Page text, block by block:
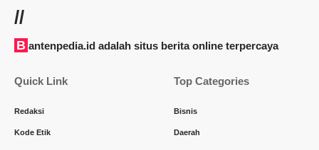
//
Bantenpedia.id adalah situs berita online terpercaya
Quick Link
Redaksi
Kode Etik
Top Categories
Bisnis
Daerah